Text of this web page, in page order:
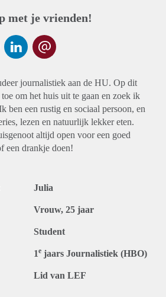
met je vrienden!
journalistiek aan de HU. Op dit
om het huis uit te gaan en zoek ik
ben een rustig en sociaal persoon, en
lezen en natuurlijk lekker eten.
altijd open voor een goed
een drankje doen!
Julia
Vrouw, 25 jaar
Student
1e jaars Journalistiek (HBO)
Lid van LEF